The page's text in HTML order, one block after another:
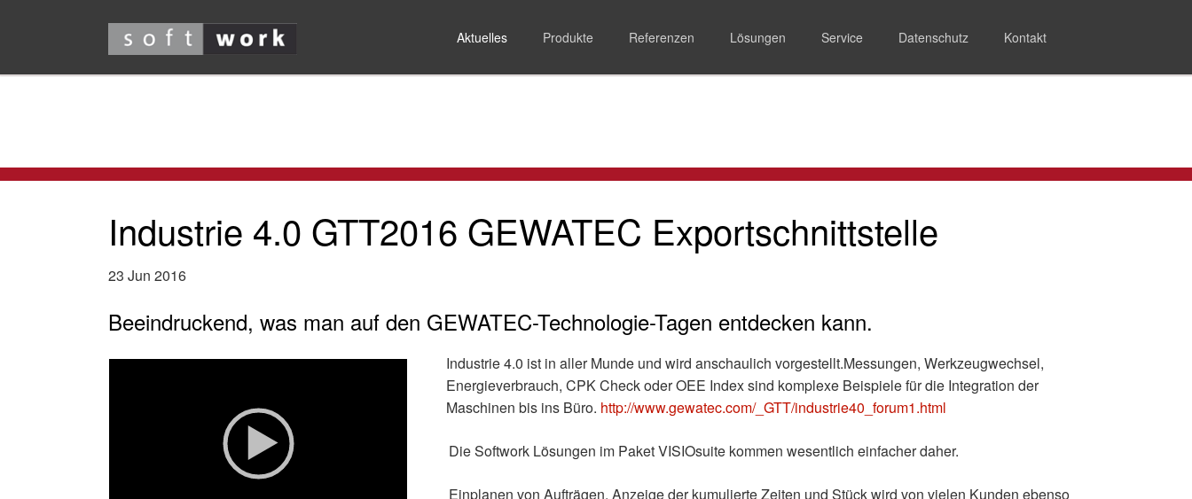
Aktuelles Produkte Referenzen Lösungen Service Datenschutz Kontakt
Industrie 4.0 GTT2016 GEWATEC Exportschnittstelle
23 Jun 2016
Beeindruckend, was man auf den GEWATEC-Technologie-Tagen entdecken kann.
Industrie 4.0 ist in aller Munde und wird anschaulich vorgestellt.Messungen, Werkzeugwechsel,
Energieverbrauch, CPK Check oder OEE Index sind komplexe Beispiele für die Integration der
Maschinen bis ins Büro. http://www.gewatec.com/_GTT/industrie40_forum1.html
Die Softwork Lösungen im Paket VISIOsuite kommen wesentlich einfacher daher.
Einplanen von Aufträgen, Anzeige der kumulierte Zeiten und Stück wird von vielen Kunden ebenso